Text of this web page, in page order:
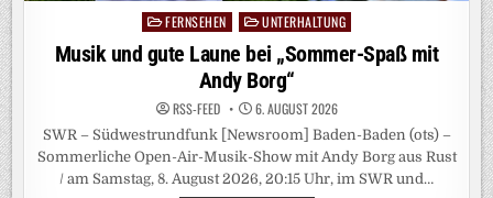
Posted
in
FERNSEHEN UNTERHALTUNG
Musik und gute Laune bei „Sommer-Spaß mit
Andy Borg“
RSS-FEED 6. AUGUST 2026
SWR – Südwestrundfunk [Newsroom] Baden-Baden (ots) –
Sommerliche Open-Air-Musik-Show mit Andy Borg aus Rust
/ am Samstag, 8. August 2026, 20:15 Uhr, im SWR und…